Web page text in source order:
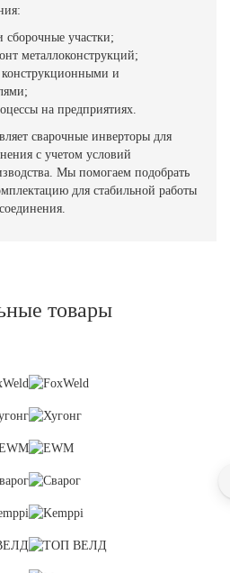
сборочные участки;
металлоконструкций;
конструкционными и
на предприятиях.
сварочные инверторы для
с учетом условий
Мы помогаем подобрать
для стабильной работы
товары